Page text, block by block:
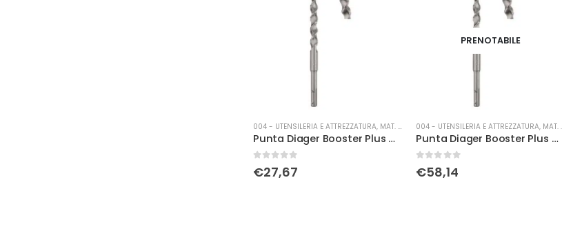
004 - UTENSILERIA E ATTREZZATURA, MAT. DI CONSUMO
Punta Diager Booster Plus Ø 14 x 310
Su 5
€27,67
PRENOTABILE
004 - UTENSILERIA E ATTREZZATURA, MAT. DI CONSUMO
Punta Diager Booster Plus Ø 14 x 460
Su 5
€58,14